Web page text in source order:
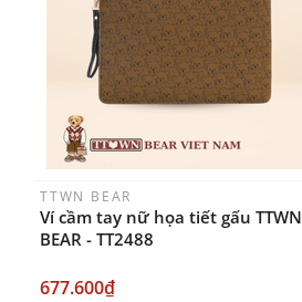
ngày sau khi đặt.
TTWN BEAR
Ví cầm tay nữ họa tiết gấu TTWN
BEAR - TT2488
677.600₫